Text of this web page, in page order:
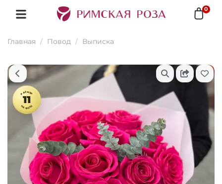
0
Главная Повод Выписка
РАЗМЕР
НА ФОТО
11